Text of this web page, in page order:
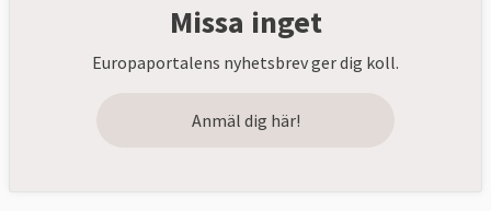
Missa inget
Europaportalens nyhetsbrev ger dig koll.
Anmäl dig här!